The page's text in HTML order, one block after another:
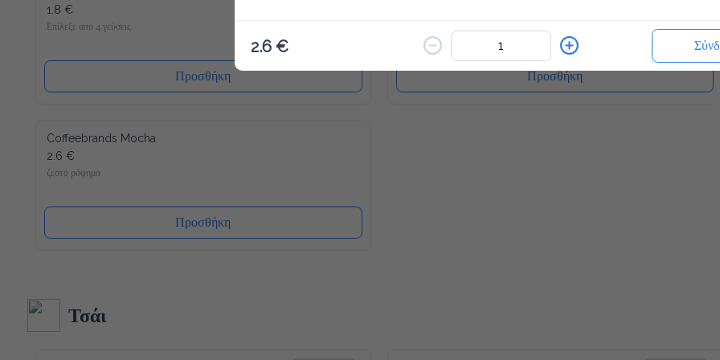
1.8 €
Επίλεξε απο 4 γεύσεις
Προσθήκη Προσθήκη
Coffeebrands Mocha
2.6 €
ζεστό ρόφημα
Προσθήκη
Τσάι
2.6 €